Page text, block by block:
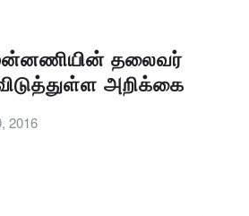
தலைவர்
அறிக்கை
2016